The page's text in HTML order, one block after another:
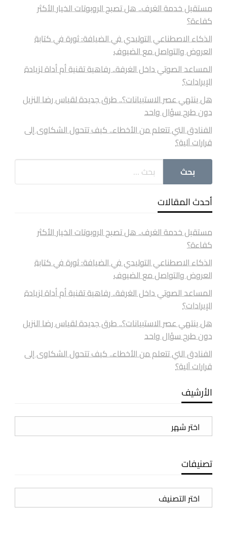
مستقبل خدمة الغرف.. هل تصبح الروبوتات الخيار الأكثر
كفاءة؟
الذكاء الاصطناعي التوليدي في الضيافة: ثورة في كتابة
العروض والتواصل مع الضيوف
المساعد الصوتي داخل الغرفة.. رفاهية تقنية أم أداة لزيادة
الإيرادات؟
هل ينتهي عصر الاستبيانات؟.. طرق جديدة لقياس رضا النزيل
دون طرح سؤال واحد
الفنادق التي تتعلم من الأخطاء.. كيف تتحول الشكاوى إلى
قرارات آلية؟
أحدث المقالات
مستقبل خدمة الغرف.. هل تصبح الروبوتات الخيار الأكثر
كفاءة؟
الذكاء الاصطناعي التوليدي في الضيافة: ثورة في كتابة
العروض والتواصل مع الضيوف
المساعد الصوتي داخل الغرفة.. رفاهية تقنية أم أداة لزيادة
الإيرادات؟
هل ينتهي عصر الاستبيانات؟.. طرق جديدة لقياس رضا النزيل
دون طرح سؤال واحد
الفنادق التي تتعلم من الأخطاء.. كيف تتحول الشكاوى إلى
قرارات آلية؟
الأرشيف
الأرشيف
تصنيفات
تصنيفات